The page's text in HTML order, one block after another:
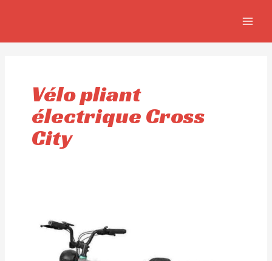
Vélo pliant
électrique Cross
City